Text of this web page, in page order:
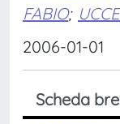
FABIO;
2006-01-01
Scheda